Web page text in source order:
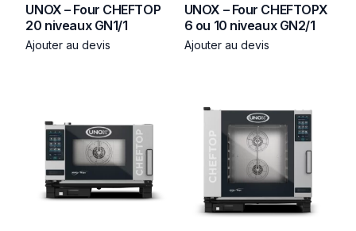
UNOX – Four CHEFTOP
20 niveaux GN1/1
Ajouter au devis
UNOX – Four CHEFTOPX
6 ou 10 niveaux GN2/1
Ajouter au devis